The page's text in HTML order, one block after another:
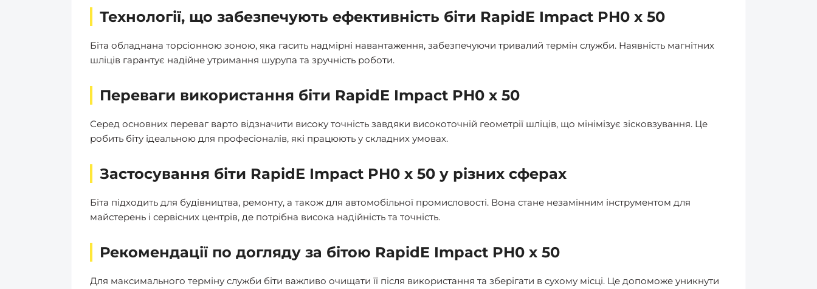
Технології, що забезпечують ефективність біти RapidE Impact PH0 x 50
Біта обладнана торсіонною зоною, яка гасить надмірні навантаження, забезпечуючи тривалий термін служби. Наявність магнітних
шліців гарантує надійне утримання шурупа та зручність роботи.
Переваги використання біти RapidE Impact PH0 x 50
Серед основних переваг варто відзначити високу точність завдяки високоточній геометрії шліців, що мінімізує зісковзування. Це
робить біту ідеальною для професіоналів, які працюють у складних умовах.
Застосування біти RapidE Impact PH0 x 50 у різних сферах
Біта підходить для будівництва, ремонту, а також для автомобільної промисловості. Вона стане незамінним інструментом для
майстерень і сервісних центрів, де потрібна висока надійність та точність.
Рекомендації по догляду за бітою RapidE Impact PH0 x 50
Для максимального терміну служби біти важливо очищати її після використання та зберігати в сухому місці. Це допоможе уникнути